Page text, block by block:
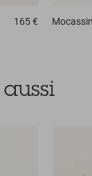
165 €